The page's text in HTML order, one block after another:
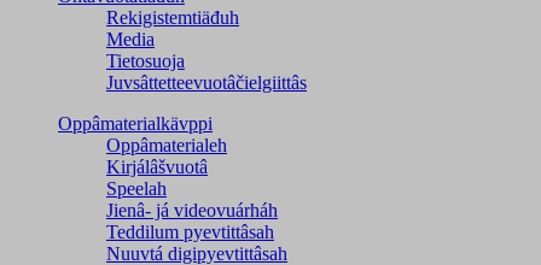
Rekigistemtiäđuh
Media
Tietosuoja
Juvsâttetteevuotâčielgiittâs
Oppâmaterialkävppi
Oppâmaterialeh
Kirjálâšvuotâ
Speelah
Jienâ- já videovuárháh
Teddilum pyevtittâsah
Nuuvtá digipyevtittâsah